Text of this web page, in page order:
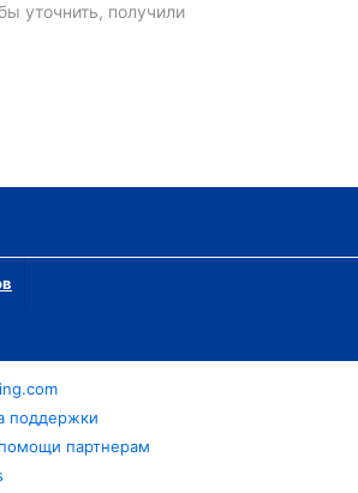
уточнить, получили
поддержки
партнерам